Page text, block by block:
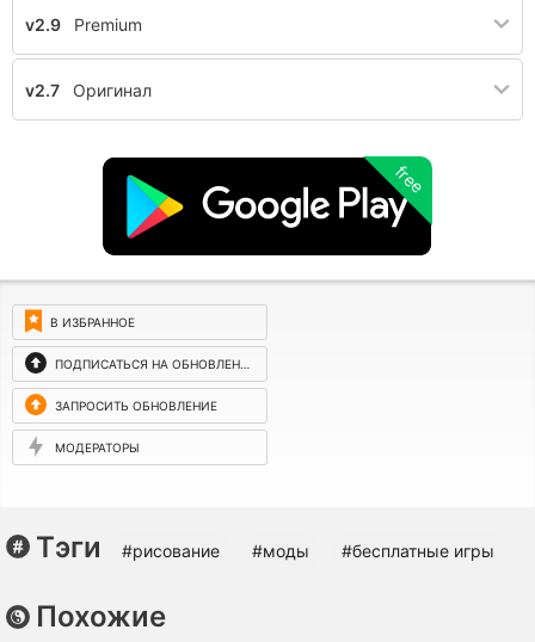
v2.9 Premium
v2.7 Оригинал
free
В ИЗБРАННОЕ
ПОДПИСАТЬСЯ НА ОБНОВЛЕНИЯ
ЗАПРОСИТЬ ОБНОВЛЕНИЕ
МОДЕРАТОРЫ
Тэги #рисование #моды #бесплатные игры
Похожие